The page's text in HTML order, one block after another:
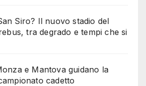
Siro? Il nuovo stadio del
tra degrado e tempi che si
e Mantova guidano la
cadetto